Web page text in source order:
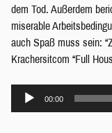
dem Tod. Außerdem
miserable
auch Spaß muss sein:
Krachersitcom “Full
Audio-
00:00